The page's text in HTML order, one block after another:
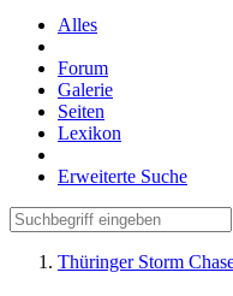
Alles
Forum
Galerie
Seiten
Lexikon
Erweiterte Suche
Thüringer Storm